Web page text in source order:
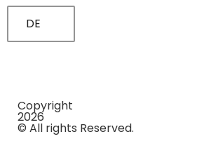
DE
Copyright
2026
© All rights Reserved.